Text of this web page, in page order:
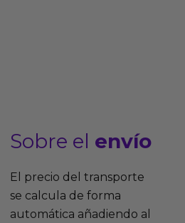
Sobre el envío
El precio del transporte
se calcula de forma
automática añadiendo al